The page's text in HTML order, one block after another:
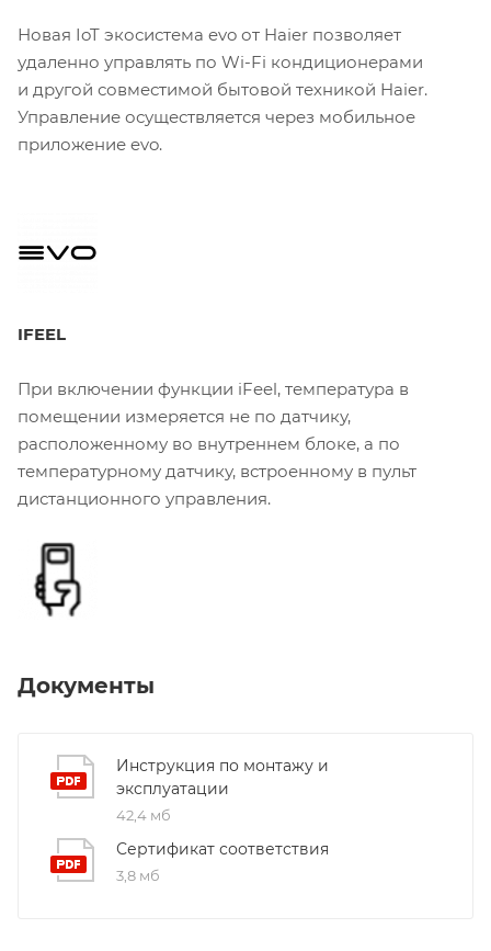
Новая IoT экосистема evo от Haier позволяет
удаленно управлять по Wi-Fi кондиционерами
и другой совместимой бытовой техникой Haier.
Управление осуществляется через мобильное
приложение evo.
IFEEL
При включении функции iFeel, температура в
помещении измеряется не по датчику,
расположенному во внутреннем блоке, а по
температурному датчику, встроенному в пульт
дистанционного управления.
Документы
Инструкция по монтажу и
эксплуатации
42,4 мб
Сертификат соответствия
3,8 мб